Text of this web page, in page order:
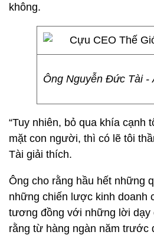
không.
Ông Nguyễn Đức Tài -
“Tuy nhiên, bỏ qua khía cạnh
mặt con người, thì có lẽ tôi
Tài giải thích.
Ông cho rằng hầu hết những
những chiến lược kinh doanh
tương đồng với những lời dạy
rằng từ hàng ngàn năm trước